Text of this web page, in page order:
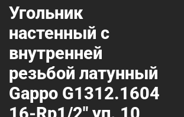
Угольник
настенный с
внутренней
резьбой латунный
Gappo G1312.1604